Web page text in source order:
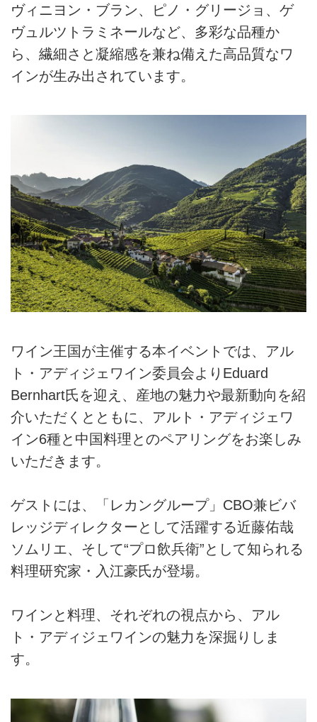
ヴィニヨン・ブラン、ピノ・グリージョ、ゲ
ヴュルツトラミネールなど、多彩な品種か
ら、繊細さと凝縮感を兼ね備えた高品質なワ
インが生み出されています。
ワイン王国が主催する本イベントでは、アル
ト・アディジェワイン委員会よりEduard
Bernhart氏を迎え、産地の魅力や最新動向を紹
介いただくとともに、アルト・アディジェワ
イン6種と中国料理とのペアリングをお楽しみ
いただきます。
ゲストには、「レカングループ」CBO兼ビバ
レッジディレクターとして活躍する近藤佑哉
ソムリエ、そして“プロ飲兵衛”として知られる
料理研究家・入江豪氏が登場。
ワインと料理、それぞれの視点から、アル
ト・アディジェワインの魅力を深掘りしま
す。